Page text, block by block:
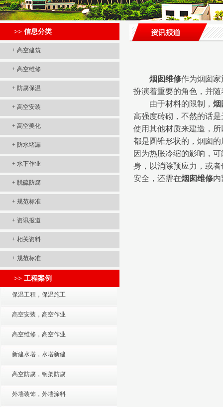
>> 信息分类
+ 高空建筑
+ 高空维修
+ 防腐保温
+ 高空安装
+ 高空美化
+ 防水堵漏
+ 水下作业
+ 脱硫防腐
+ 规范标准
+ 资讯报道
+ 相关资料
+ 规范标准
>> 工程案例
保温工程，保温施工
高空安装，高空作业
高空维修，高空作业
新建水塔，水塔新建
高空防腐，钢架防腐
外墙装饰，外墙涂料
烟囱维修作为烟囱
扮演着重要的角色，并
由于材料的限制， 烟
高强度砖砌，不然的话
使用其他材质来建造，
都是圆锥形状的，烟囱
因为热胀冷缩的影响，
身，以消除预应力，或
安全，还需在烟囱维修内